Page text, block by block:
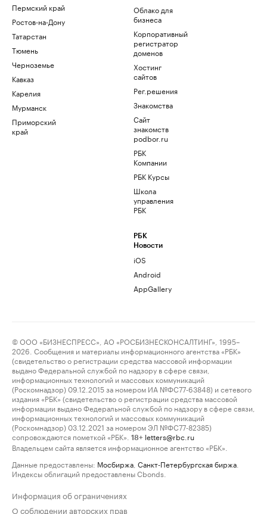
Пермский край
Ростов-на-Дону
Татарстан
Тюмень
Черноземье
Кавказ
Карелия
Мурманск
Приморский
край
Облако для
бизнеса
Корпоративный
регистратор
доменов
Хостинг
сайтов
Рег.решения
Знакомства
Сайт
знакомств
podbor.ru
РБК
Компании
РБК Курсы
Школа
управления
РБК
РБК
Новости
iOS
Android
AppGallery
© ООО «БИЗНЕСПРЕСС», АО «РОСБИЗНЕСКОНСАЛТИНГ», 1995–
2026. Сообщения и материалы информационного агентства «РБК»
(свидетельство о регистрации средства массовой информации
выдано Федеральной службой по надзору в сфере связи,
информационных технологий и массовых коммуникаций
(Роскомнадзор) 09.12.2015 за номером ИА №ФС77-63848) и сетевого
издания «РБК» (свидетельство о регистрации средства массовой
информации выдано Федеральной службой по надзору в сфере связи,
информационных технологий и массовых коммуникаций
(Роскомнадзор) 03.12.2021 за номером ЭЛ №ФС77-82385)
сопровождаются пометкой «РБК».
18+ letters@rbc.ru
Владельцем сайта является информационное агентство «РБК».
Данные предоставлены: Мосбиржа Санкт-Петербургская биржа
Индексы облигаций предоставлены Cbonds.
Информация об ограничениях
О соблюдении авторских прав